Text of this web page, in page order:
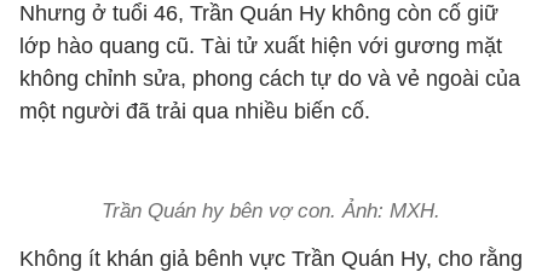
Nhưng ở tuổi 46, Trần Quán Hy không còn cố giữ
lớp hào quang cũ. Tài tử xuất hiện với gương mặt
không chỉnh sửa, phong cách tự do và vẻ ngoài của
một người đã trải qua nhiều biến cố.
Trần Quán hy bên vợ con. Ảnh: MXH.
Không ít khán giả bênh vực Trần Quán Hy, cho rằng